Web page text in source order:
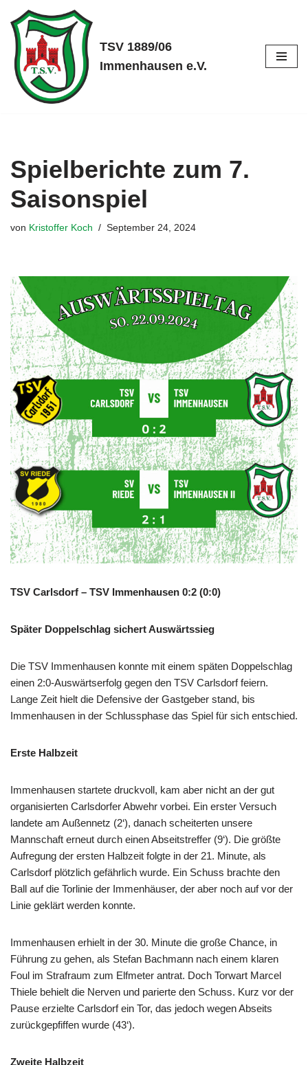
Zum
Inhalt
springen
TSV 1889/06
Immenhausen e.V.
Spielberichte zum 7.
Saisonspiel
von Kristoffer Koch September 24, 2024
TSV Carlsdorf – TSV Immenhausen 0:2 (0:0)
Später Doppelschlag sichert Auswärtssieg
Die TSV Immenhausen konnte mit einem späten Doppelschlag
einen 2:0-Auswärtserfolg gegen den TSV Carlsdorf feiern.
Lange Zeit hielt die Defensive der Gastgeber stand, bis
Immenhausen in der Schlussphase das Spiel für sich entschied.
Erste Halbzeit
Immenhausen startete druckvoll, kam aber nicht an der gut
organisierten Carlsdorfer Abwehr vorbei. Ein erster Versuch
landete am Außennetz (2‘), danach scheiterten unsere
Mannschaft erneut durch einen Abseitstreffer (9‘). Die größte
Aufregung der ersten Halbzeit folgte in der 21. Minute, als
Carlsdorf plötzlich gefährlich wurde. Ein Schuss brachte den
Ball auf die Torlinie der Immenhäuser, der aber noch auf vor der
Linie geklärt werden konnte.
Immenhausen erhielt in der 30. Minute die große Chance, in
Führung zu gehen, als Stefan Bachmann nach einem klaren
Foul im Strafraum zum Elfmeter antrat. Doch Torwart Marcel
Thiele behielt die Nerven und parierte den Schuss. Kurz vor der
Pause erzielte Carlsdorf ein Tor, das jedoch wegen Abseits
zurückgepfiffen wurde (43‘).
Zweite Halbzeit